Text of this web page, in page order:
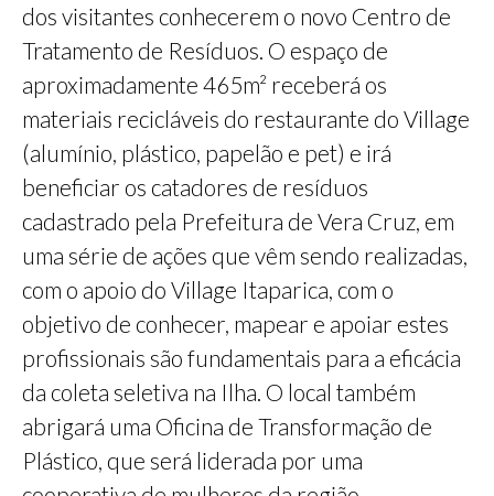
dos visitantes conhecerem o novo Centro de
Tratamento de Resíduos. O espaço de
aproximadamente 465m² receberá os
materiais recicláveis do restaurante do Village
(alumínio, plástico, papelão e pet) e irá
beneficiar os catadores de resíduos
cadastrado pela Prefeitura de Vera Cruz, em
uma série de ações que vêm sendo realizadas,
com o apoio do Village Itaparica, com o
objetivo de conhecer, mapear e apoiar estes
profissionais são fundamentais para a eficácia
da coleta seletiva na Ilha. O local também
abrigará uma Oficina de Transformação de
Plástico, que será liderada por uma